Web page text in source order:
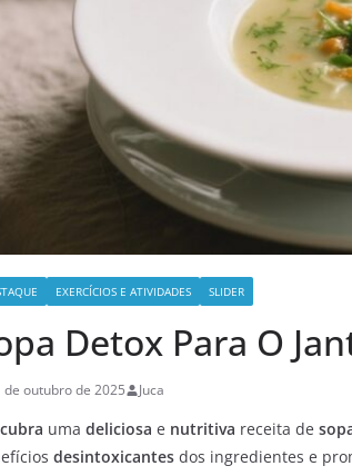
EXERCÍCIOS E ATIVIDADES SLIDER
Detox Para O
de outubro de 2025 Juca
uma deliciosa e nutritiva receita de
desintoxicantes dos ingredientes e